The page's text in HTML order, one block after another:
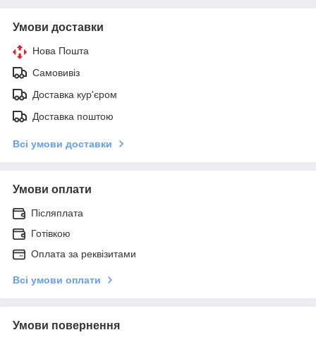
Умови доставки
Нова Пошта
Самовивіз
Доставка кур'єром
Доставка поштою
Всі умови доставки
Умови оплати
Післяплата
Готівкою
Оплата за реквізитами
Всі умови оплати
Умови повернення